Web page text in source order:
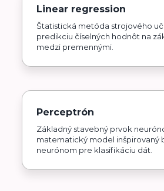
Linear regression
Štatistická metóda strojového
predikciu číselných hodnôt na
medzi premennými.
Perceptrón
Základný stavebný prvok
matematický model inšpirovaný
neurónom pre klasifikáciu dát.